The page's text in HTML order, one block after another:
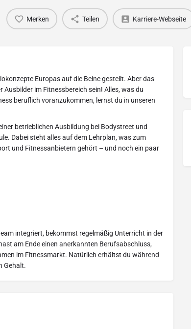
Merken Teilen Karriere-Webseite
Europas auf die Beine gestellt. Aber das
im Fitnessbereich sein! Alles, was du
beruflich voranzukommen, lernst du in unseren
betrieblichen Ausbildung bei Bodystreet und
Dabei steht alles auf dem Lehrplan, was zum
und Fitnessanbietern gehört – und noch ein paar
integriert, bekommst regelmäßig Unterricht in der
am Ende einen anerkannten Berufsabschluss,
im Fitnessmarkt. Natürlich erhältst du während
Gehalt.